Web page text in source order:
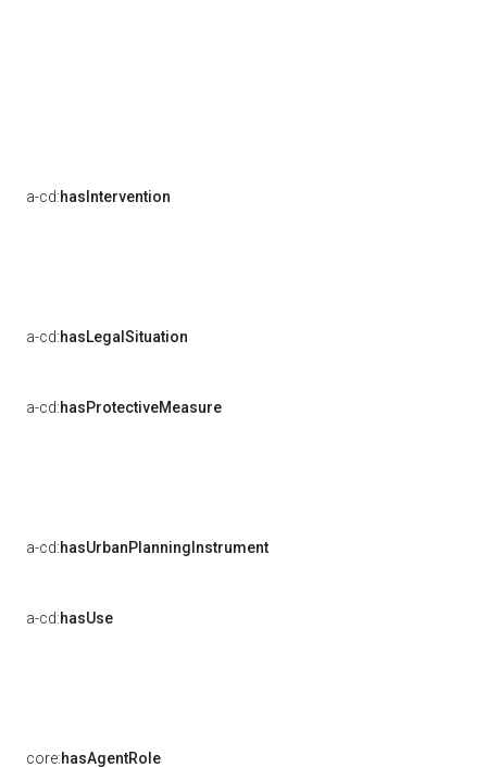
a-cd:hasIntervention
a-cd:hasLegalSituation
a-cd:hasProtectiveMeasure
a-cd:hasUrbanPlanningInstrument
a-cd:hasUse
core:hasAgentRole